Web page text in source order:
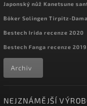
Japonský nůž Kanetsune
Böker Solingen Tirpitz-
Bestech Irida recenze 2020
Bestech Fanga recenze 2019
Archiv
NEJZNÁMĚJŠÍ